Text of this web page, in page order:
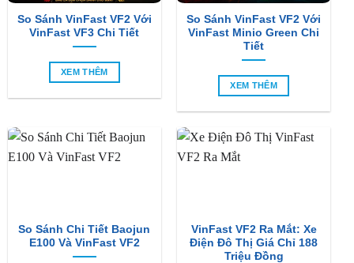
So Sánh VinFast VF2 Với
VinFast VF3 Chi Tiết
XEM THÊM
So Sánh VinFast VF2 Với
VinFast Minio Green Chi
Tiết
XEM THÊM
So Sánh Chi Tiết Baojun
E100 Và VinFast VF2
VinFast VF2 Ra Mắt: Xe
Điện Đô Thị Giá Chỉ 188
Triệu Đồng